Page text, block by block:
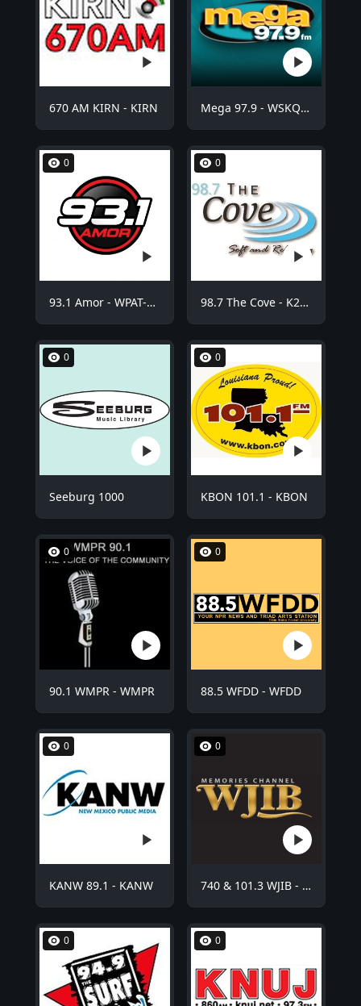
670 AM KIRN - KIRN Mega 97.9 - WSKQ-FM
0
93.1 Amor - WPAT-FM
0
98.7 The Cove - K254BE
0
Seeburg 1000
0
KBON 101.1 - KBON
0
90.1 WMPR - WMPR
0
88.5 WFDD - WFDD
0
KANW 89.1 - KANW
0
740 & 101.3 WJIB - WJIB
0 0